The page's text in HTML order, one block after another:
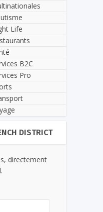
Life
B2C
Pro
DISTRICT
directement